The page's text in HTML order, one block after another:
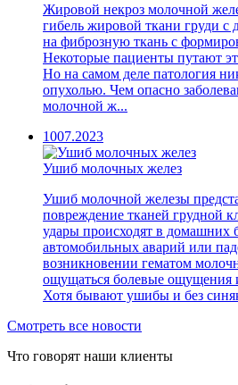
Жировой некроз молочной
гибель жировой ткани груди с
на фиброзную ткань с
Некоторые пациенты путают
Но на самом деле патология
опухолью. Чем опасно
молочной ж...
1007.2023
Ушиб молочных желез
Ушиб молочной железы
повреждение тканей грудной
удары происходят в домашних
автомобильных аварий или
возникновении гематом
ощущаться болевые ощущения
Хотя бывают ушибы и без
Смотреть все новости
Что говорят наши клиенты